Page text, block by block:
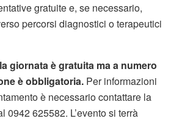
gratuite e, se necessario,
percorsi diagnostici o terapeutici
giornata è gratuita ma a numero
è obbligatoria. Per informazioni
è necessario contattare la
0942 625582. L’evento si terrà